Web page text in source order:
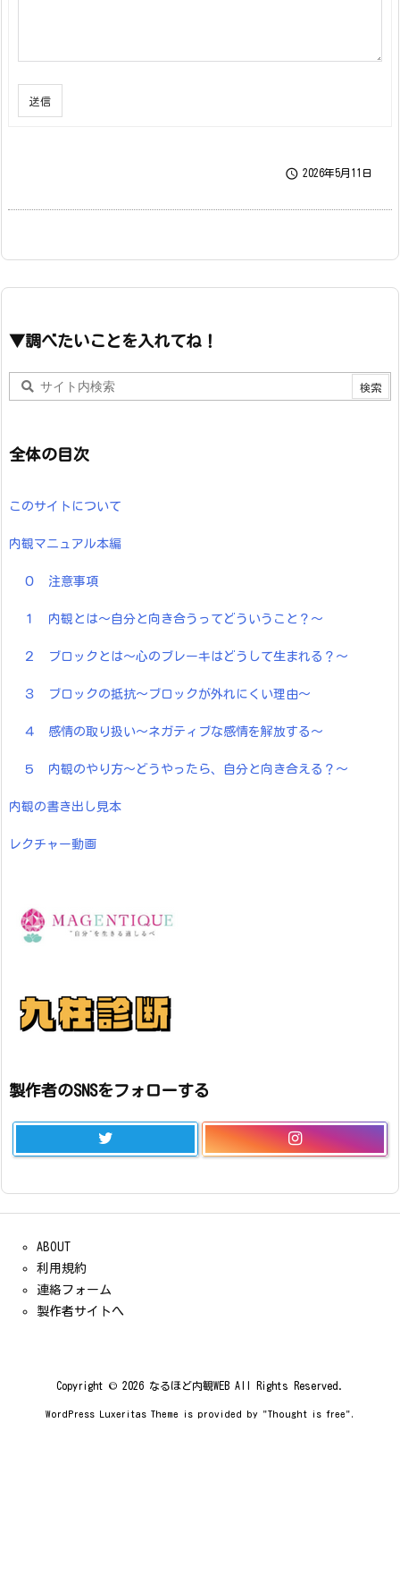
送信
 2026年5月11日
▼調べたいことを入れてね！
全体の目次
このサイトについて
内観マニュアル本編
０ 注意事項
１ 内観とは～自分と向き合うってどういうこと？～
２ ブロックとは～心のブレーキはどうして生まれる？～
３ ブロックの抵抗～ブロックが外れにくい理由～
４ 感情の取り扱い～ネガティブな感情を解放する～
５ 内観のやり方～どうやったら、自分と向き合える？～
内観の書き出し見本
レクチャー動画
製作者のSNSをフォローする
ABOUT
利用規約
連絡フォーム
製作者サイトへ
Copyright © 2026 なるほど内観WEB All Rights Reserved.
WordPress Luxeritas Theme is provided by "Thought is free".